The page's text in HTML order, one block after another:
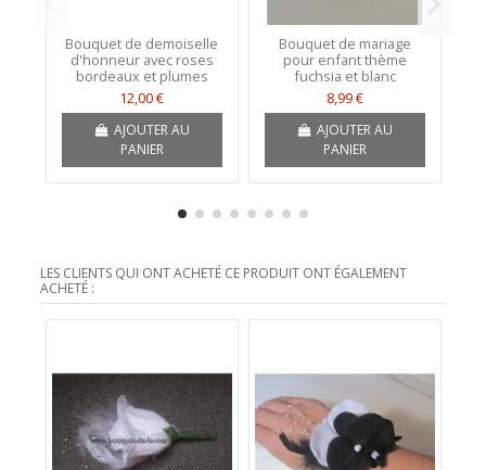
Bouquet de demoiselle
d'honneur avec roses
bordeaux et plumes
12,00 €
AJOUTER AU
PANIER
Bouquet de mariage
pour enfant thème
fuchsia et blanc
8,99 €
AJOUTER AU
PANIER
LES CLIENTS QUI ONT ACHETÉ CE PRODUIT ONT ÉGALEMENT
ACHETÉ :